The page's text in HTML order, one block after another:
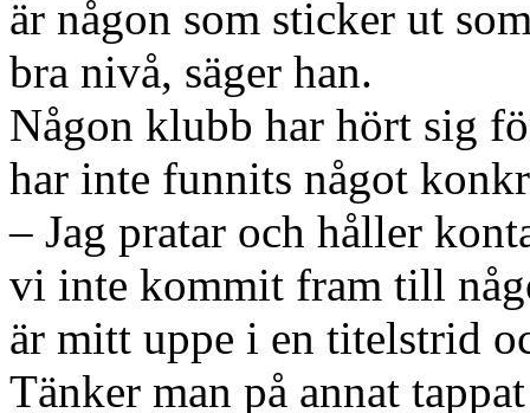
är någon som sticker ut
bra nivå, säger han.
Någon klubb har hört sig
har inte funnits något
– Jag pratar och håller
vi inte kommit fram till
är mitt uppe i en titelstrid
Tänker man på annat